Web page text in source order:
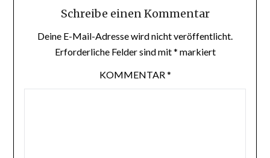
Schreibe einen Kommentar
Deine E-Mail-Adresse wird nicht veröffentlicht.
Erforderliche Felder sind mit* markiert
KOMMENTAR*